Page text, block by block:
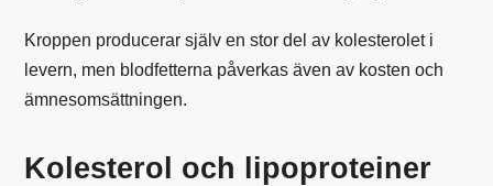
Kroppen producerar själv en stor del av kolesterolet i
levern, men blodfetterna påverkas även av kosten och
ämnesomsättningen.
Kolesterol och lipoproteiner